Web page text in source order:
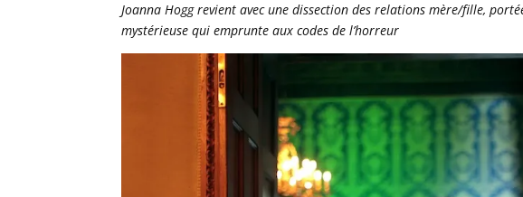
Joanna Hogg revient avec une dissection des relations mère/fille,
mystérieuse qui emprunte aux codes de l’horreur